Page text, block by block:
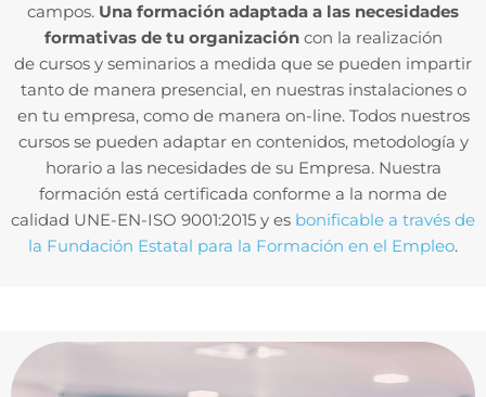
campos. Una formación adaptada a las necesidades
formativas de tu organizacióncon la realización
de cursos y seminarios a medida que se pueden impartir
tanto de manera presencial, en nuestras instalaciones o
en tu empresa, como de manera on-line. Todos nuestros
cursos se pueden adaptar en contenidos, metodología y
horario a las necesidades de su Empresa. Nuestra
formación está certificada conforme a la norma de
calidad UNE-EN-ISO 9001:2015 y es bonificable a través de
la Fundación Estatal para la Formación en el Empleo.